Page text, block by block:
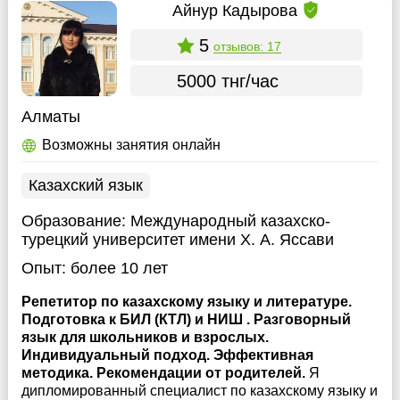
Айнур Кадырова
5 отзывов: 17
5000 тнг/час
Алматы
Возможны занятия онлайн
Казахский язык
Образование: Международный казахско-
турецкий университет имени Х. А. Яссави
Опыт: более 10 лет
Репетитор по казахскому языку и литературе.
Подготовка к БИЛ (КТЛ) и НИШ . Разговорный
язык для школьников и взрослых.
Индивидуальный подход. Эффективная
методика. Рекомендации от родителей. Я
дипломированный специалист по казахскому языку и